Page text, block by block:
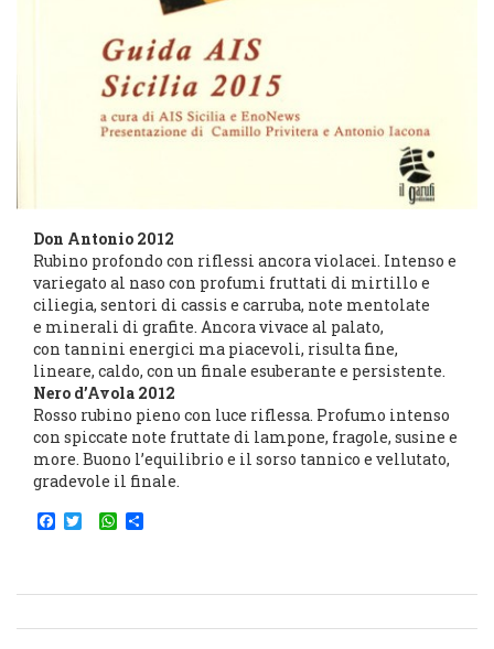
Don Antonio 2012
Rubino profondo con riflessi ancora violacei. Intenso e
variegato al naso con profumi fruttati di mirtillo e
ciliegia, sentori di cassis e carruba, note mentolate
e minerali di grafite. Ancora vivace al palato,
con tannini energici ma piacevoli, risulta fine,
lineare, caldo, con un finale esuberante e persistente.
Nero d’Avola 2012
Rosso rubino pieno con luce riflessa. Profumo intenso
con spiccate note fruttate di lampone, fragole, susine e
more. Buono l’equilibrio e il sorso tannico e vellutato,
gradevole il finale.
Facebook
TwitterWhatsApp